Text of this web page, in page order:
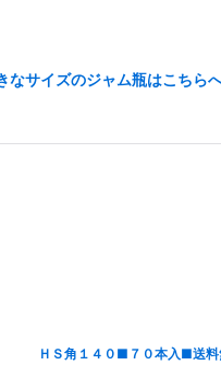
なサイズのジャム瓶はこちらへ
ＨＳ角１４０■７０本入■送料